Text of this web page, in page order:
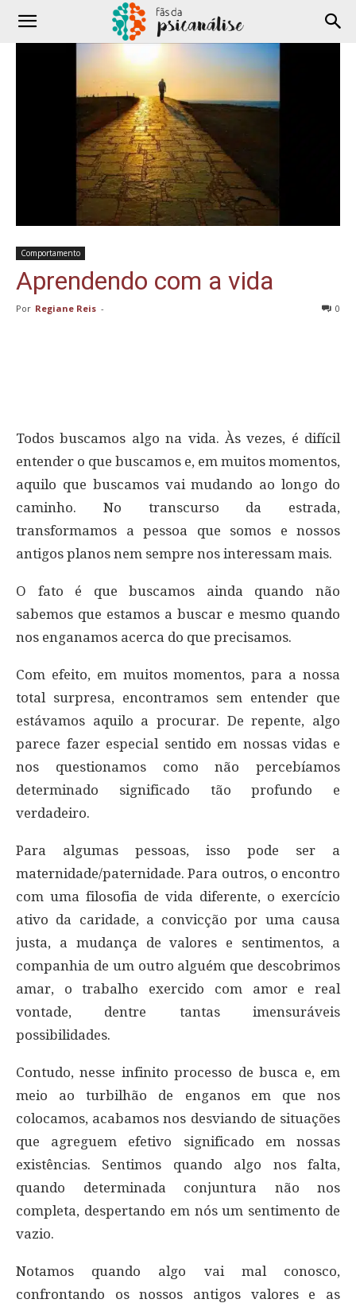
Comportamento
Aprendendo com a vida
Por Regiane Reis - 0
Todos buscamos algo na vida. Às vezes, é difícil
entender o que buscamos e, em muitos momentos,
aquilo que buscamos vai mudando ao longo do
caminho. No transcurso da estrada,
transformamos a pessoa que somos e nossos
antigos planos nem sempre nos interessam mais.
O fato é que buscamos ainda quando não
sabemos que estamos a buscar e mesmo quando
nos enganamos acerca do que precisamos.
Com efeito, em muitos momentos, para a nossa
total surpresa, encontramos sem entender que
estávamos aquilo a procurar. De repente, algo
parece fazer especial sentido em nossas vidas e
nos questionamos como não percebíamos
determinado significado tão profundo e
verdadeiro.
Para algumas pessoas, isso pode ser a
maternidade/paternidade. Para outros, o encontro
com uma filosofia de vida diferente, o exercício
ativo da caridade, a convicção por uma causa
justa, a mudança de valores e sentimentos, a
companhia de um outro alguém que descobrimos
amar, o trabalho exercido com amor e real
vontade, dentre tantas imensuráveis
possibilidades.
Contudo, nesse infinito processo de busca e, em
meio ao turbilhão de enganos em que nos
colocamos, acabamos nos desviando de situações
que agreguem efetivo significado em nossas
existências. Sentimos quando algo nos falta,
quando determinada conjuntura não nos
completa, despertando em nós um sentimento de
vazio.
Notamos quando algo vai mal conosco,
confrontando os nossos antigos valores e as